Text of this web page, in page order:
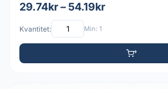
29.74kr – 54.19kr
Kvantitet: Min: 1